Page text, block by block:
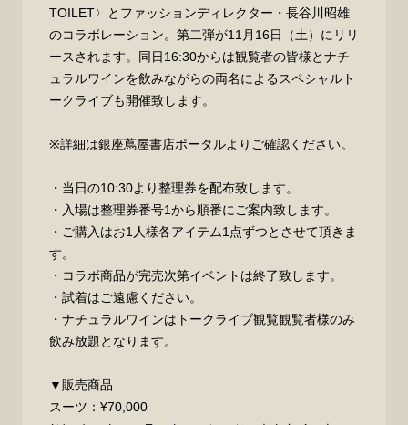
TOILET〉とファッションディレクター・長谷川昭雄
のコラボレーション。第二弾が11月16日（土）にリリ
ースされます。同日16:30からは観覧者の皆様とナチ
ュラルワインを飲みながらの両名によるスペシャルト
ークライブも開催致します。
※詳細は銀座蔦屋書店ポータルよりご確認ください。
・当日の10:30より整理券を配布致します。
・入場は整理券番号1から順番にご案内致します。
・ご購入はお1人様各アイテム1点ずつとさせて頂きま
す。
・コラボ商品が完売次第イベントは終了致します。
・試着はご遠慮ください。
・ナチュラルワインはトークライブ観覧観覧者様のみ
飲み放題となります。
▼販売商品
スーツ：¥70,000